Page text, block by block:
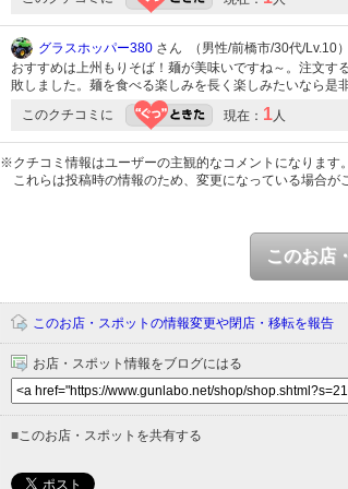
グラスホッパー380 さん （男性/前橋市/30代/Lv.10）
おすすめは上州もりそば！麺が美味いですね～。注文
敗しました。麺を食べる楽しみを長く楽しみたいなら是
このクチコミに 現在： 1人
※クチコミ情報はユーザーの主観的なコメントになります。
これらは投稿時の情報のため、変更になっている場合が
このお店
このお店・スポットの情報変更や閉店・移転を報告
お店・スポット情報をブログにはる
■このお店・スポットを共有する